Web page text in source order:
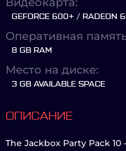
GEFORCE 600+ / RADEON
Оперативная
8 GB RAM
Место на диске:
3 GB AVAILABLE SPACE
ОПИСАНИЕ
The Jackbox Party Pack